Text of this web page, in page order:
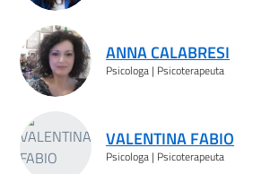
ANNA CALABRESI
Psicologa | Psicoterapeuta
VALENTINA FABIO
Psicologa | Psicoterapeuta